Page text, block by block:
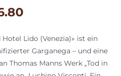
Hotel Lido (Venezia)» ist ein
Garganega – und eine
Thomas Manns Werk „Tod in